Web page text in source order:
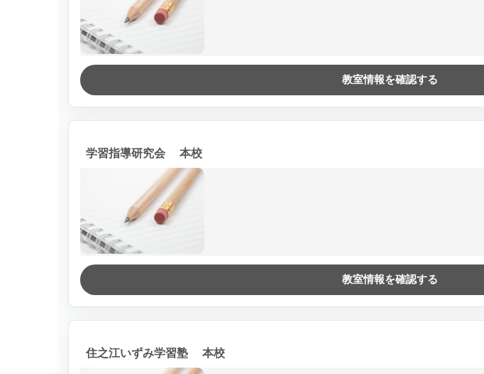
教室情報を確認する
学習指導研究会 本校
教室情報を確認する
住之江いずみ学習塾 本校